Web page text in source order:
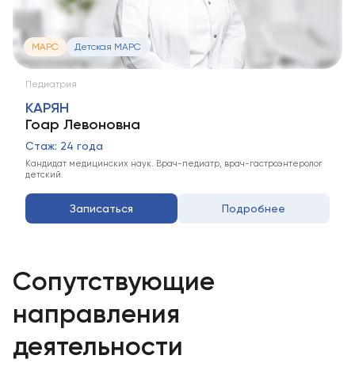
МАРС Детская МАРС
Педиатрия
КАРЯН
Гоар Левоновна
Стаж: 24 года
Кандидат медицинских наук. Врач-педиатр, врач-гастроэнтеролог
детский.
Записаться Подробнее
Сопутствующие
направления
деятельности